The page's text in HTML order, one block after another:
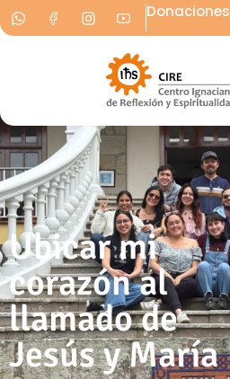
Donaciones
Ubicar mi
corazón al
llamado de
Jesús y María